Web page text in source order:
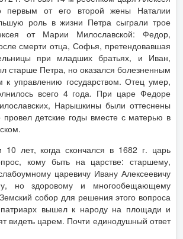
первым от его второй жены Наталии
роль в жизни Петра сыграли трое
от Марии Милославской: Федор,
смерти отца, Софья, претендовавшая
при младших братьях, и Иван,
старше Петра, но оказался болезненным
к управлению государством. Отец умер,
всего 4 года. При царе Федоре
Нарышкины были оттеснены
провел детские годы вместе с матерью в
лет, когда скончался в 1682 г. царь
кому быть на царстве: старшему,
царевичу Ивану Алексеевичу
но здоровому и многообещающему
собор для решения этого вопроса
вышел к народу на площади и
видеть царем. Почти единодушный ответ